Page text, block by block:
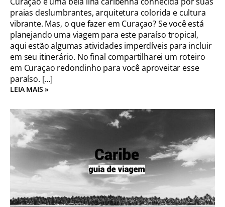
praias deslumbrantes, arquitetura colorida e cultura
vibrante. Mas, o que fazer em Curaçao? Se você está
planejando uma viagem para este paraíso tropical,
aqui estão algumas atividades imperdíveis para incluir
em seu itinerário. No final compartilharei um roteiro
em Curaçao redondinho para você aproveitar esse
paraíso. […]
LEIA MAIS »